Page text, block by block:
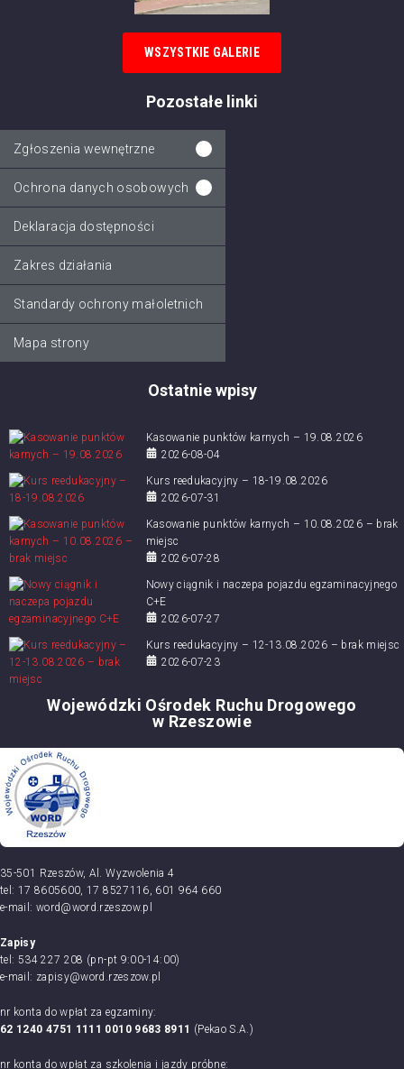
Wojewódzki Ośrodek Ruchu Drogowego
w Rzeszowie
35-501 Rzeszów, Al. Wyzwolenia 4
tel: 17 8605600, 17 8527116, 601 964 660
e-mail: word@word.rzeszow.pl
Zapisy
tel: 534 227 208 (pn-pt 9:00-14:00)
e-mail: zapisy@word.rzeszow.pl
nr konta do wpłat za egzaminy:
62 1240 4751 1111 0010 9683 8911 (Pekao S.A.)
nr konta do wpłat za szkolenia i jazdy próbne:
Ostatnie wpisy
Kasowanie punktów karnych – 19.08.2026
2026-08-04
Kurs reedukacyjny – 18-19.08.2026
2026-07-31
Kasowanie punktów karnych – 10.08.2026 – brak
miejsc
2026-07-28
Nowy ciągnik i naczepa pojazdu egzaminacyjnego
C+E
2026-07-27
Kurs reedukacyjny – 12-13.08.2026 – brak miejsc
2026-07-23
WSZYSTKIE GALERIE
Pozostałe linki
Zgłoszenia wewnętrzne
Ochrona danych osobowych
Deklaracja dostępności
Zakres działania
Standardy ochrony małoletnich
Mapa strony